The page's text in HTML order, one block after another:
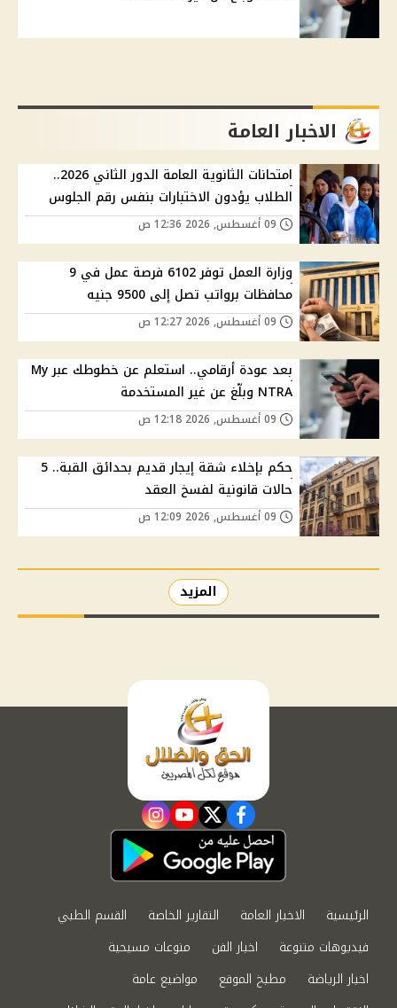
الاخبار العامة
امتحانات الثانوية العامة الدور الثاني 2026..
الطلاب يؤدون الاختبارات بنفس رقم الجلوس
وزارة العمل توفر 6102 فرصة عمل في 9
محافظات برواتب تصل إلى 9500 جنيه
بعد عودة أرقامي.. استعلم عن خطوطك عبر My
NTRA وبلّغ عن غير المستخدمة
حكم بإخلاء شقة إيجار قديم بحدائق القبة.. 5
حالات قانونية لفسخ العقد
المزيد
facebook
twitter
youtube
instagram
الرئيسية الاخبار العامة التقارير الخاصة
القسم الطبي
فيديوهات متنوعة
اخبار الفن
منوعات مسيحية
اخبار الرياضة
مطبخ الموقع
مواضيع عامة